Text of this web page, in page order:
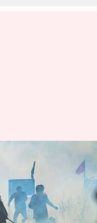
मंत्री अमित
की